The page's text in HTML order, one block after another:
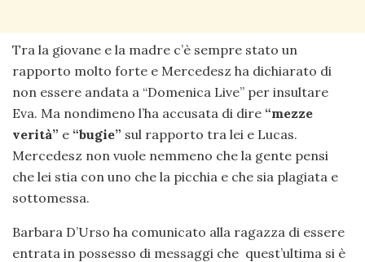
Tra la giovane e la madre c’è sempre stato un
rapporto molto forte e Mercedesz ha dichiarato di
non essere andata a “Domenica Live” per insultare
Eva. Ma nondimeno l’ha accusata di dire “mezze
verità” e “bugie” sul rapporto tra lei e Lucas.
Mercedesz non vuole nemmeno che la gente pensi
che lei stia con uno che la picchia e che sia plagiata e
sottomessa.
Barbara D’Urso ha comunicato alla ragazza di essere
entrata in possesso di messaggi che quest’ultima si è